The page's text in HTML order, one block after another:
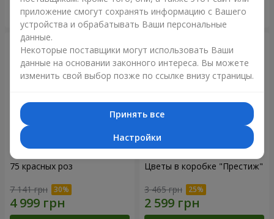
Заказать Заказать
75 красных роз
7 141 грн
Цветы в коробке "Престиж"
3 465 грн
приложение смогут сохранять информацию с Вашего
устройства и обрабатывать Ваши персональные
данные.
Некоторые поставщики могут использовать Ваши
данные на основании законного интереса. Вы можете
изменить свой выбор позже по ссылке внизу страницы.
Принять все
Настройки